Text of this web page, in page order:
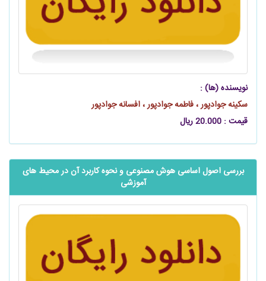
نویسنده (ها) :
سکینه جوادپور ، فاطمه جوادپور ، افسانه جوادپور
قیمت : 20.000 ریال
بررسی اصول اساسی هوش مصنوعی و نحوه کاربرد آن در محیط ‌های
آموزشی